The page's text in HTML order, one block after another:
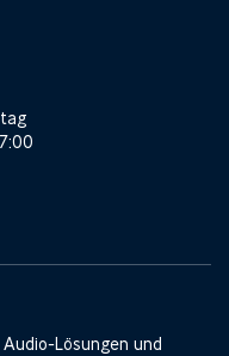
Lösungen und